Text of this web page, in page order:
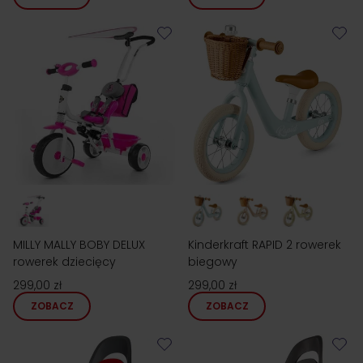
MILLY MALLY BOBY DELUX
rowerek dziecięcy
299,00 zł
ZOBACZ
Kinderkraft RAPID 2 rowerek
biegowy
299,00 zł
ZOBACZ